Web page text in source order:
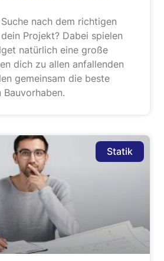
nach dem richtigen
Projekt? Dabei spielen
natürlich eine große
dich zu allen anfallenden
gemeinsam die beste
Statik